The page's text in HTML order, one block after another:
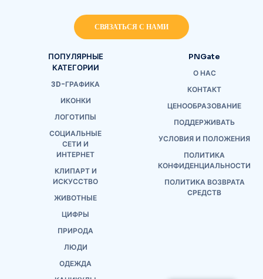
СВЯЗАТЬСЯ С НАМИ
ПОПУЛЯРНЫЕ
КАТЕГОРИИ
3D-ГРАФИКА
ИКОНКИ
ЛОГОТИПЫ
СОЦИАЛЬНЫЕ
СЕТИ И
ИНТЕРНЕТ
КЛИПАРТ И
ИСКУССТВО
ЖИВОТНЫЕ
ЦИФРЫ
ПРИРОДА
ЛЮДИ
ОДЕЖДА
PNGate
О НАС
КОНТАКТ
ЦЕНООБРАЗОВАНИЕ
ПОДДЕРЖИВАТЬ
УСЛОВИЯ И ПОЛОЖЕНИЯ
ПОЛИТИКА
КОНФИДЕНЦИАЛЬНОСТИ
ПОЛИТИКА ВОЗВРАТА
СРЕДСТВ